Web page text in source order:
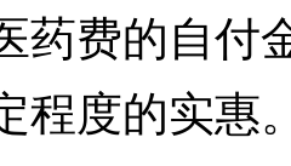
药费的自付
程度的实惠